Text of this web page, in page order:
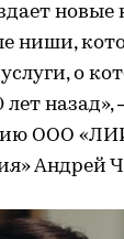
ниши,
о
ООО
Андрей